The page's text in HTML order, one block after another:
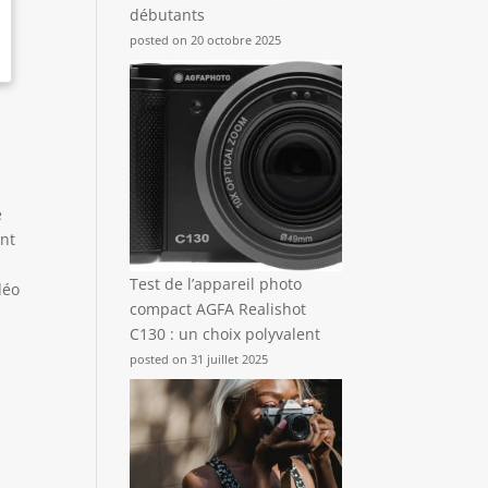
débutants
posted on 20 octobre 2025
Test de l’appareil photo
compact AGFA Realishot
C130 : un choix polyvalent
posted on 31 juillet 2025